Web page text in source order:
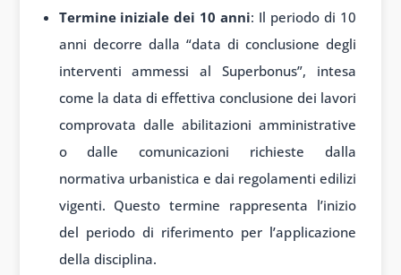
Termine iniziale dei 10 anni: Il periodo di 10
anni decorre dalla “data di conclusione degli
interventi ammessi al Superbonus”, intesa
come la data di effettiva conclusione dei lavori
comprovata dalle abilitazioni amministrative
o dalle comunicazioni richieste dalla
normativa urbanistica e dai regolamenti edilizi
vigenti. Questo termine rappresenta l’inizio
del periodo di riferimento per l’applicazione
della disciplina.